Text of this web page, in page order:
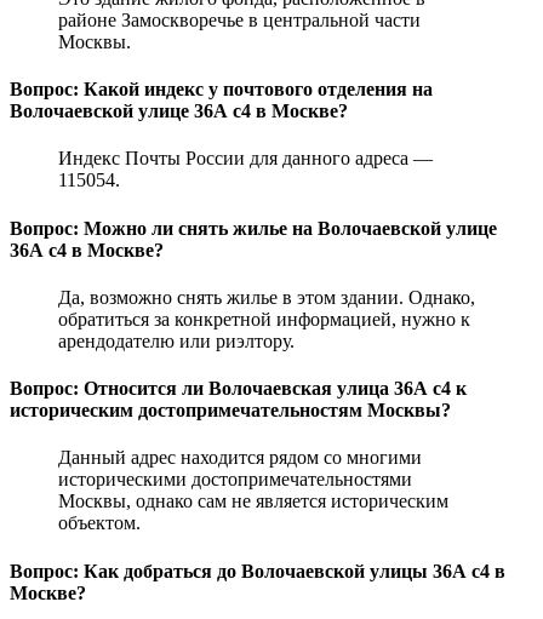
районе Замоскворечье в центральной части
Москвы.
Вопрос: Какой индекс у почтового отделения на
Волочаевской улице 36А с4 в Москве?
Индекс Почты России для данного адреса —
115054.
Вопрос: Можно ли снять жилье на Волочаевской улице
36А с4 в Москве?
Да, возможно снять жилье в этом здании. Однако,
обратиться за конкретной информацией, нужно к
арендодателю или риэлтору.
Вопрос: Относится ли Волочаевская улица 36А с4 к
историческим достопримечательностям Москвы?
Данный адрес находится рядом со многими
историческими достопримечательностями
Москвы, однако сам не является историческим
объектом.
Вопрос: Как добраться до Волочаевской улицы 36А с4 в
Москве?